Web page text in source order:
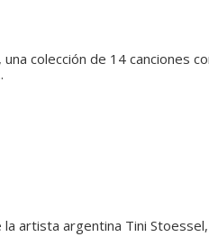
colección de 14 canciones
artista argentina Tini